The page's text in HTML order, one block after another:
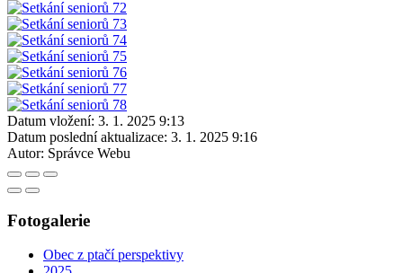
Datum vložení: 3. 1. 2025 9:13
Datum poslední aktualizace: 3. 1. 2025 9:16
Autor: Správce Webu
Fotogalerie
Obec z ptačí perspektivy